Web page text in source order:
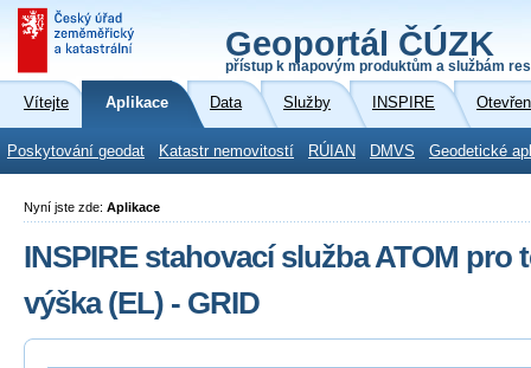
Geoportál ČÚZK
přístup k mapovým produktům a službám
Vítejte Aplikace Data Služby INSPIRE
Poskytování geodat Katastr nemovitostí RÚIAN DMVS Geodetické
Nyní jste zde: Aplikace
INSPIRE stahovací služba ATOM pro
výška (EL) - GRID